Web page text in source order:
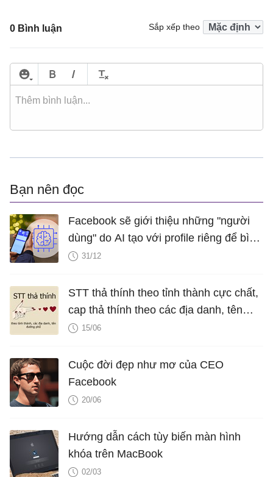
0 Bình luận Sắp xếp theo
Bạn nên đọc
Facebook sẽ giới thiệu những "người
dùng" do AI tạo với profile riêng để bình
luận về bài đăng của bạn
31/12
STT thả thính theo tỉnh thành cực chất,
cap thả thính theo các địa danh, tên
đường phố ở Việt Nam
15/06
Cuộc đời đẹp như mơ của CEO
Facebook
20/06
Hướng dẫn cách tùy biến màn hình
khóa trên MacBook
02/03